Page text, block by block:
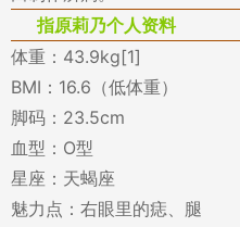
指原莉乃个人资料
体重：43.9kg[1]
BMI：16.6（低体重）
脚码：23.5cm
血型：O型
星座：天蝎座
魅力点：右眼里的痣、腿